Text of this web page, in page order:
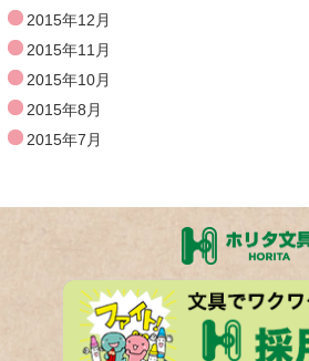
2015年12月
2015年11月
2015年10月
2015年8月
2015年7月